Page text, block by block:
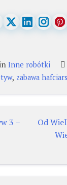
Inne robótki
, zabawa
3 –
Od